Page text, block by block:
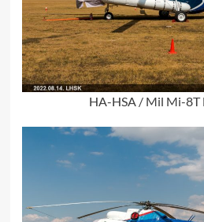
HA-HSA / Mil Mi-8T